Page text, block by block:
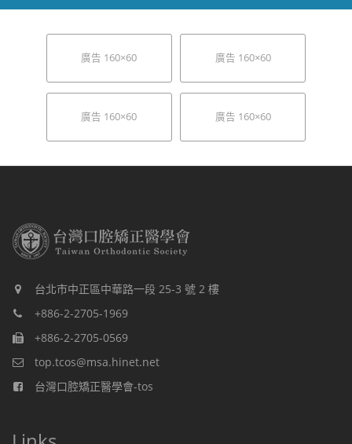
廣告 160×60 廣告 160×60
廣告 160×60 廣告 160×60
台北市中正區中華路一段 25-3 號 2 樓
+886-2-2705-1969
+886-2-2705-0569
top.tcos@msa.hinet.net
台灣口腔矯正醫學會-tos